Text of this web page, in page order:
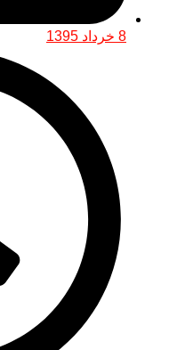
8 خرداد 1395